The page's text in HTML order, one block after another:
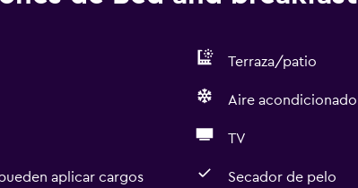
Terraza/patio
Aire acondicionado
TV
aplicar cargos
Secador de pelo